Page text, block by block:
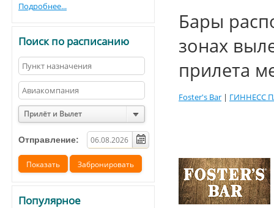
Подробнее...
Поиск по расписанию
Прилёт и Вылет
Отправление:
Популярное
Бары
зонах
прилета
Foster's Bar | ГИННЕСС